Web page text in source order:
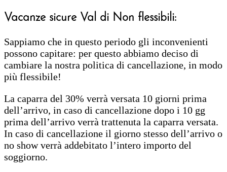
Vacanze sicure Val di Non flessibili:
Sappiamo che in questo periodo gli inconvenienti
possono capitare: per questo abbiamo deciso di
cambiare la nostra politica di cancellazione, in modo
più flessibile!
La caparra del 30% verrà versata 10 giorni prima
dell’arrivo, in caso di cancellazione dopo i 10 gg
prima dell’arrivo verrà trattenuta la caparra versata.
In caso di cancellazione il giorno stesso dell’arrivo o
no show verrà addebitato l’intero importo del
soggiorno.